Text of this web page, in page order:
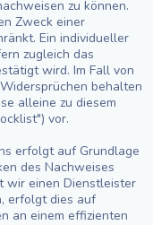
zu können.
Zweck einer
Ein individueller
zugleich das
wird. Im Fall von
behalten
alleine zu diesem
vor.
erfolgt auf Grundlage
des Nachweises
wir einen Dienstleister
erfolgt dies auf
an einem effizienten